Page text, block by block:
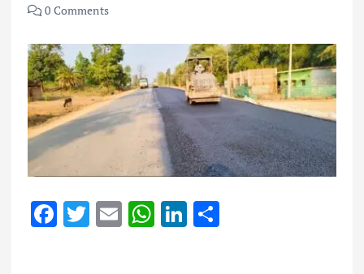
0 Comments
F T E W Li